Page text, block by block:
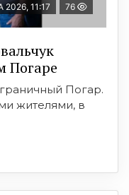
2026, 11:17 76
Погаре
Погар.
жителями, в